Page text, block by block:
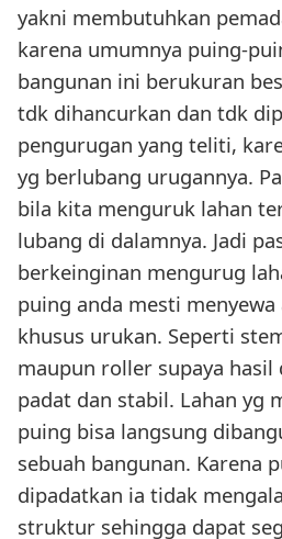
yakni membutuhkan
karena umumnya puing-
bangunan ini berukuran
tdk dihancurkan dan tdk
pengurugan yang teliti,
yg berlubang urugannya.
bila kita menguruk lahan
lubang di dalamnya. Jadi
berkeinginan mengurug
puing anda mesti
khusus urukan. Seperti
maupun roller supaya hasil
padat dan stabil. Lahan yg
puing bisa langsung
sebuah bangunan. Karena
dipadatkan ia tidak
struktur sehingga dapat